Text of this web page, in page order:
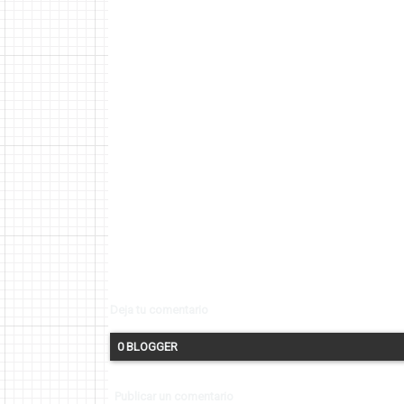
0 BLOGGER